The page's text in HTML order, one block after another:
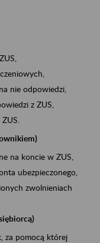
nie odpowiedzi,
z ZUS,
na koncie w ZUS,
ubezpieczonego,
zwolnieniach
za pomocą której